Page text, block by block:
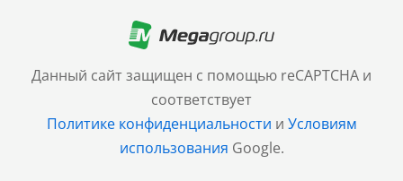
Данный сайт защищен с помощью reCAPTCHA и
соответствует
Политике конфиденциальности и Условиям
использования Google.
+7 (499) 705-30-10
Санкт-Петербург
+7 (812) 600-77-33
Барнаул
+7 (961) 999-93-93